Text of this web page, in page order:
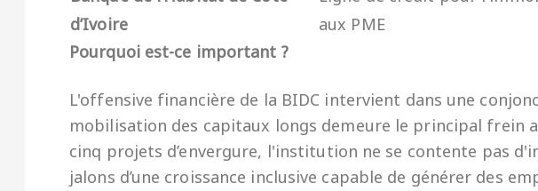
d’Ivoire
aux PME
Pourquoi est-ce important ?
L'offensive financière de la BIDC intervient dans une
mobilisation des capitaux longs demeure le principal frein
cinq projets d’envergure, l'institution ne se contente pas
jalons d’une croissance inclusive capable de générer des